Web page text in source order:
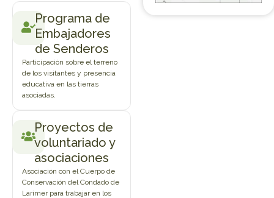
Programa de
Embajadores
de Senderos
Participación sobre el terreno
de los visitantes y presencia
educativa en las tierras
asociadas.
Proyectos de
voluntariado y
asociaciones
Asociación con el Cuerpo de
Conservación del Condado de
Larimer para trabajar en los